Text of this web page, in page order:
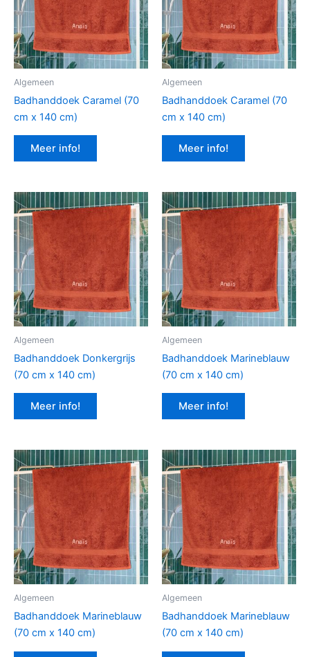
Algemeen
Badhanddoek Caramel (70
cm x 140 cm)
Meer info!
Algemeen
Badhanddoek Caramel (70
cm x 140 cm)
Meer info!
Algemeen
Badhanddoek Donkergrijs
(70 cm x 140 cm)
Meer info!
Algemeen
Badhanddoek Marineblauw
(70 cm x 140 cm)
Meer info!
Algemeen
Badhanddoek Marineblauw
(70 cm x 140 cm)
Algemeen
Badhanddoek Marineblauw
(70 cm x 140 cm)